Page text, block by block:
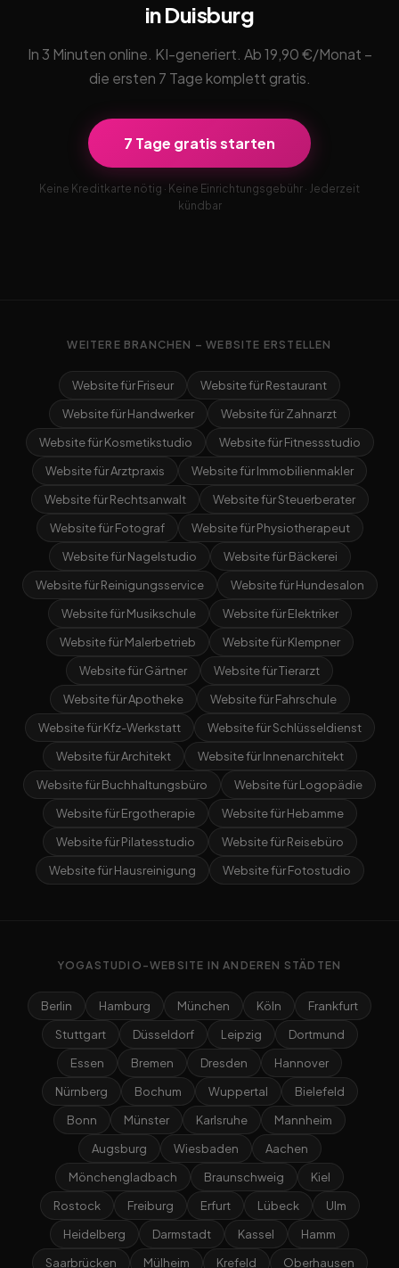
in Duisburg
In 3 Minuten online. KI-generiert. Ab 19,90 €/Monat –
die ersten 7 Tage komplett gratis.
7 Tage gratis starten
Keine Kreditkarte nötig · Keine Einrichtungsgebühr · Jederzeit
kündbar
WEITERE BRANCHEN – WEBSITE ERSTELLEN
Website für Friseur
Website für Restaurant
Website für Handwerker
Website für Zahnarzt
Website für Kosmetikstudio
Website für Fitnessstudio
Website für Arztpraxis
Website für Immobilienmakler
Website für Rechtsanwalt
Website für Steuerberater
Website für Fotograf
Website für Physiotherapeut
Website für Nagelstudio
Website für Bäckerei
Website für Reinigungsservice
Website für Hundesalon
Website für Musikschule
Website für Elektriker
Website für Malerbetrieb
Website für Klempner
Website für Gärtner
Website für Tierarzt
Website für Apotheke
Website für Fahrschule
Website für Kfz-Werkstatt
Website für Schlüsseldienst
Website für Architekt
Website für Innenarchitekt
Website für Buchhaltungsbüro
Website für Logopädie
Website für Ergotherapie
Website für Hebamme
Website für Pilatesstudio
Website für Reisebüro
Website für Hausreinigung
Website für Fotostudio
YOGASTUDIO-WEBSITE IN ANDEREN STÄDTEN
Berlin Hamburg München Köln
Frankfurt
Stuttgart
Düsseldorf Leipzig
Dortmund
Essen
Bremen Dresden
Hannover
Nürnberg
Bochum Wuppertal
Bielefeld
Bonn
Münster Karlsruhe
Mannheim
Augsburg
Wiesbaden
Aachen
Mönchengladbach
Braunschweig
Kiel
Rostock
Freiburg Erfurt Lübeck
Ulm
Heidelberg
Darmstadt Kassel
Hamm
Saarbrücken
Mülheim Krefeld Oberhausen